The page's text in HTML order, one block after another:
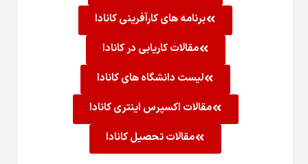
برنامه های کارآفرینی کانادا
مقالات کاریابی در کانادا
لیست دانشگاه های کانادا
مقالات اکسپرس اینتری کانادا
مقالات تحصیل کانادا